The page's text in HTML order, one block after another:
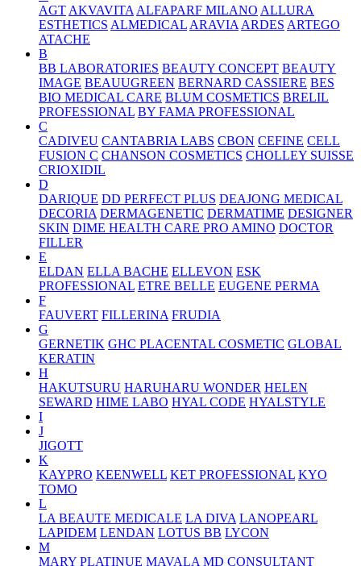
AGT AKVAVITA ALFAPARF MILANO ALLURA
ESTHETICS ALMEDICAL ARAVIA ARDES ARTEGO
ATACHE
B
BB LABORATORIES BEAUTY CONCEPT BEAUTY
IMAGE BEAUUGREEN BERNARD CASSIERE BES
BIO MEDICAL CARE BLUM COSMETICS BRELIL
PROFESSIONAL BY FAMA PROFESSIONAL
C
CADIVEU CANTABRIA LABS CBON CEFINE CELL
FUSION C CHANSON COSMETICS CHOLLEY SUISSE
CRIOXIDIL
D
DARIQUE DD PERFECT PLUS DEAJONG MEDICAL
DECORIA DERMAGENETIC DERMATIME DESIGNER
SKIN DIME HEALTH CARE PRO AMINO DOCTOR
FILLER
E
ELDAN ELLA BACHE ELLEVON ESK
PROFESSIONAL ETRE BELLE EUGENE PERMA
F
FAUVERT FILLERINA FRUDIA
G
GERNETIK GHC PLACENTAL COSMETIC GLOBAL
KERATIN
H
HAKUTSURU HARUHARU WONDER HELEN
SEWARD HIME LABO HYAL CODE HYALSTYLE
I
J
JIGOTT
K
KAYPRO KEENWELL KET PROFESSIONAL KYO
TOMO
L
LA BEAUTE MEDICALE LA DIVA LANOPEARL
LAPIDEM LENDAN LOTUS BB LYCON
M
MARY PLATINUE MAVALA MD CONSULTANT